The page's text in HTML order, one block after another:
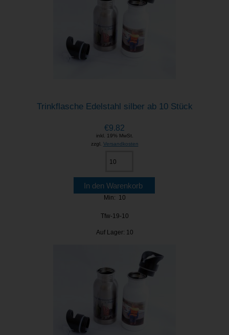
Trinkflasche Edelstahl silber ab 10 Stück
€9.82
inkl. 19% MwSt.
zzgl. Versandkosten
Min: 10
Tfw-19-10
Auf Lager: 10